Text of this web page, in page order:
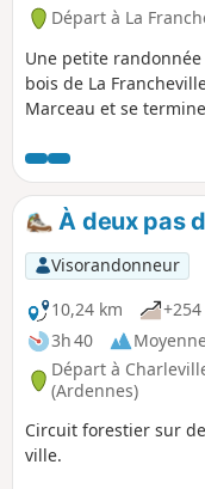
Départ à La
Une petite
bois de La
Marceau et se
industrielles, vestiges
À deux pas
Visorandonneur
10,24 km
3h 40
Départ à
(Ardennes)
Circuit forestier sur
ville.